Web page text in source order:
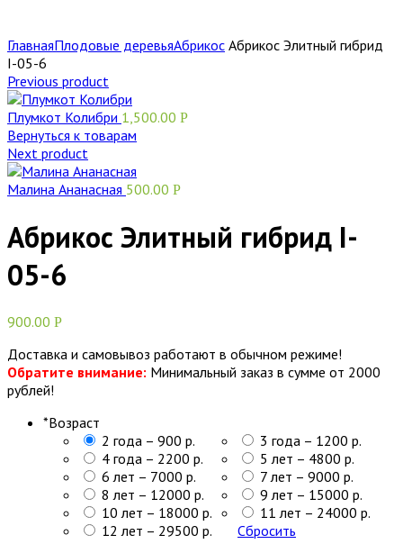
ГлавнаяПлодовые деревьяАбрикос Абрикос Элитный гибрид
I-05-6
Previous product
Плумкот Колибри 1,500.00 Р
Вернуться к товарам
Next product
Малина Ананасная 500.00 Р
Абрикос Элитный гибрид I-
05-6
900.00 Р
Доставка и самовывоз работают в обычном режиме!
Обратите внимание: Минимальный заказ в сумме от 2000
рублей!
*Возраст
2 года – 900 р.
3 года – 1200 р.
4 года – 2200 р.
5 лет – 4800 р.
6 лет – 7000 р.
7 лет – 9000 р.
8 лет – 12000 р.
9 лет – 15000 р.
10 лет – 18000 р.
11 лет – 24000 р.
12 лет – 29500 р.
Сбросить